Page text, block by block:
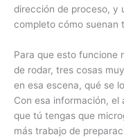
dirección de proceso, y
completo cómo suenan
Para que esto funcione
de rodar, tres cosas
en esa escena, qué se
Con esa información,
que tú tengas que
más trabajo de